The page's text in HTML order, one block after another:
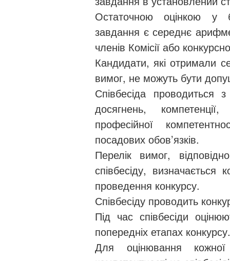
Остаточною оцінкою у
завдання є середнє
членів Комісії або
Кандидати, які отримали
вимог, не можуть бути
Співбесіда проводиться
досягнень,
професійної
посадових обов’язків.
Перелік вимог,
співбесіду, визначається
проведення конкурсу.
Співбесіду проводить
Під час співбесіди
попередніх етапах конкурсу.
Для оцінювання